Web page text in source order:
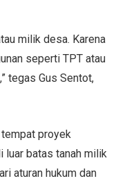
milik desa. Karena
seperti TPT atau
tegas Gus Sentot,
proyek
luar batas tanah milik
aturan hukum dan